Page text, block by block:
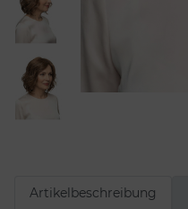
Artikelbeschreibung